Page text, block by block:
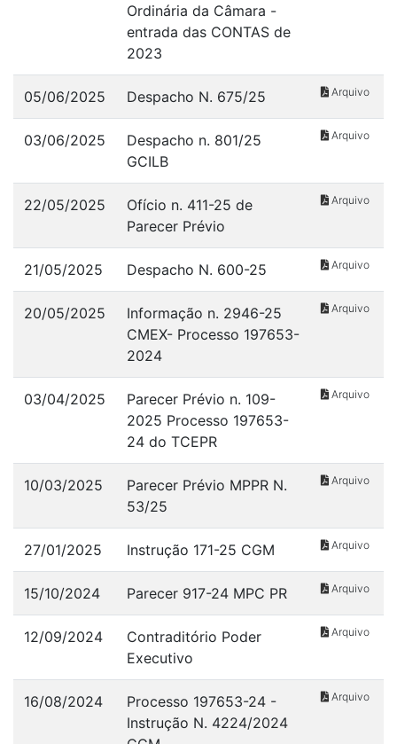
Ordinária da Câmara -
entrada das CONTAS de
2023
05/06/2025 Despacho N. 675/25 Arquivo
03/06/2025
Despacho n. 801/25
GCILB
Arquivo
22/05/2025
Ofício n. 411-25 de
Parecer Prévio
Arquivo
21/05/2025 Despacho N. 600-25 Arquivo
20/05/2025
Informação n. 2946-25
CMEX- Processo 197653-
2024
Arquivo
03/04/2025
Parecer Prévio n. 109-
2025 Processo 197653-
24 do TCEPR
Arquivo
10/03/2025
Parecer Prévio MPPR N.
53/25
Arquivo
27/01/2025 Instrução 171-25 CGM Arquivo
15/10/2024 Parecer 917-24 MPC PR Arquivo
12/09/2024
Contraditório Poder
Executivo
Arquivo
16/08/2024
Processo 197653-24 -
Instrução N. 4224/2024
Arquivo